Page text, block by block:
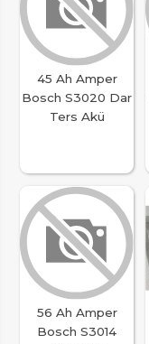
45 Ah Amper
Bosch S3020 Dar
Ters Akü
56 Ah Amper
Bosch S3014